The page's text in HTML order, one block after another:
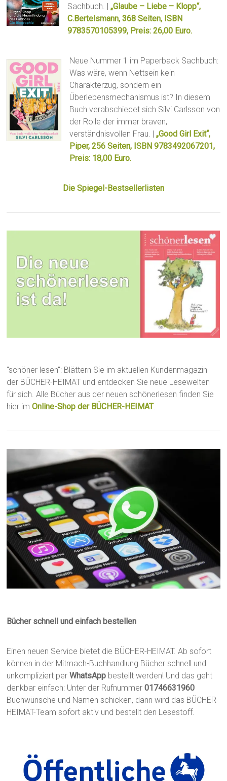
Sachbuch. |„Glaube – Liebe – Klopp“,
C.Bertelsmann, 368 Seiten, ISBN
9783570105399, Preis: 26,00 Euro.
Neue Nummer 1 im Paperback Sachbuch:
Was wäre, wenn Nettsein kein
Charakterzug, sondern ein
Überlebensmechanismus ist? In diesem
Buch verabschiedet sich Silvi Carlsson von
der Rolle der immer braven,
verständnisvollen Frau. |„Good Girl Exit“,
Piper, 256 Seiten, ISBN 9783492067201,
Preis: 18,00 Euro.
Die Spiegel-Bestsellerlisten
"schöner lesen": Blättern Sie im aktuellen Kundenmagazin
der BÜCHER-HEIMAT und entdecken Sie neue Lesewelten
für sich. Alle Bücher aus der neuen schönerlesen finden Sie
hier imOnline-Shop der BÜCHER-HEIMAT.
Bücher schnell und einfach bestellen
Einen neuen Service bietet die BÜCHER-HEIMAT. Ab sofort
können in der Mitmach-Buchhandlung Bücher schnell und
unkompliziert perWhatsApp bestellt werden! Und das geht
denkbar einfach: Unter der Rufnummer01746631960
Buchwünsche und Namen schicken, dann wird das BÜCHER-
HEIMAT-Team sofort aktiv und bestellt den Lesestoff.